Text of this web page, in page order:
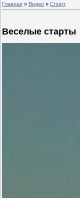
Главная » Видео » Спорт
Веселые старты